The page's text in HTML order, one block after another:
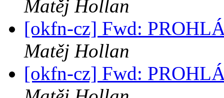
Matěj Hollan
[okfn-cz] Fwd:
Matěj Hollan
[okfn-cz] Fwd: